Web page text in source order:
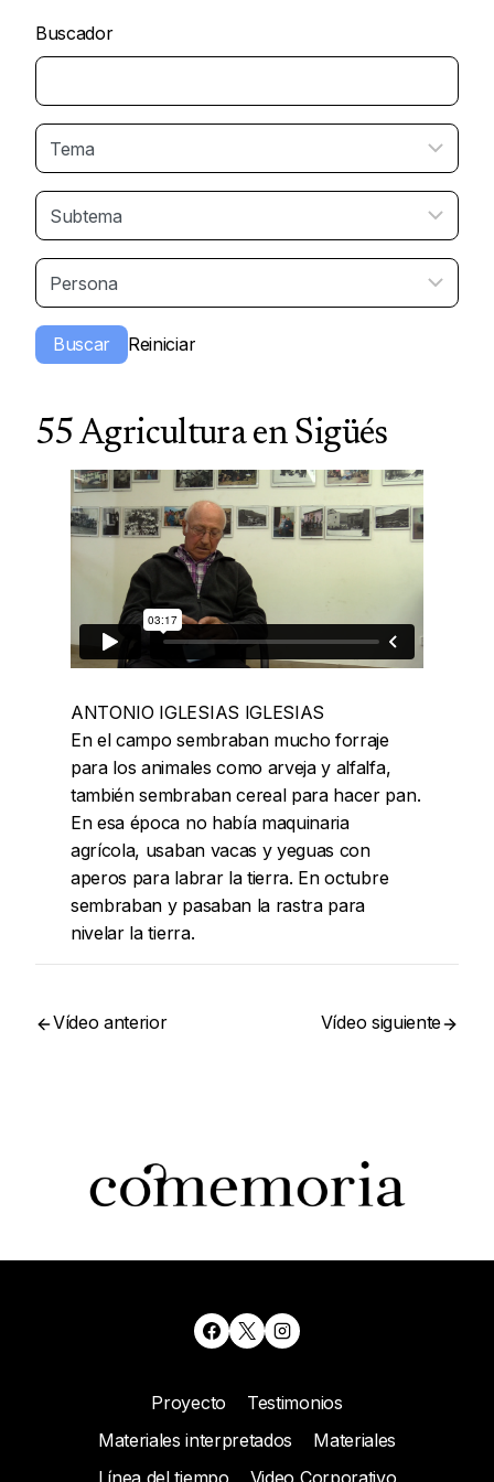
Buscador
55 Agricultura en Sigüés
ANTONIO IGLESIAS IGLESIAS
En el campo sembraban mucho forraje
para los animales como arveja y alfalfa,
también sembraban cereal para hacer pan.
En esa época no había maquinaria
agrícola, usaban vacas y yeguas con
aperos para labrar la tierra. En octubre
sembraban y pasaban la rastra para
nivelar la tierra.
Vídeo anterior Vídeo siguiente
Proyecto
Testimonios
Materiales interpretados
Materiales